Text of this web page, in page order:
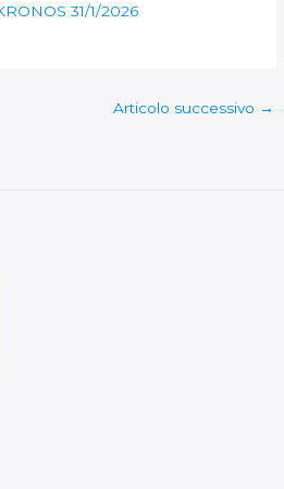
31/1/2026
Articolo successivo →